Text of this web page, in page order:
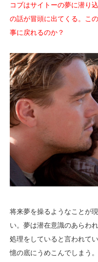
コブはサイトーの夢に潜り
の話が冒頭に出てくる。こ
事に戻れるのか？
将来夢を操るようなことが
い。夢は潜在意識のあらわ
処理をしていると言われて
憶の底にうめこんでしまう